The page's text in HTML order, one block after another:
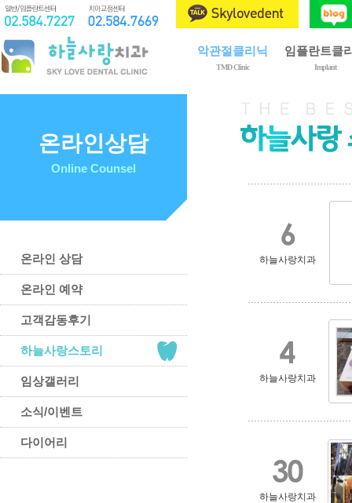
악관절클리닉
TMD Clinic
임플란트클
Implant
제1회 구강내과전문의
치료 종류
치료 후 주의사항
임플란트란?
임플란트 시술
골이식
임플란트 관리
온라인상담
Online Counsel
온라인 상담
온라인 예약
고객감동후기
하늘사랑스토리
임상갤러리
소식/이벤트
다이어리
하늘사랑치과
하늘사랑치과
하늘사랑치과